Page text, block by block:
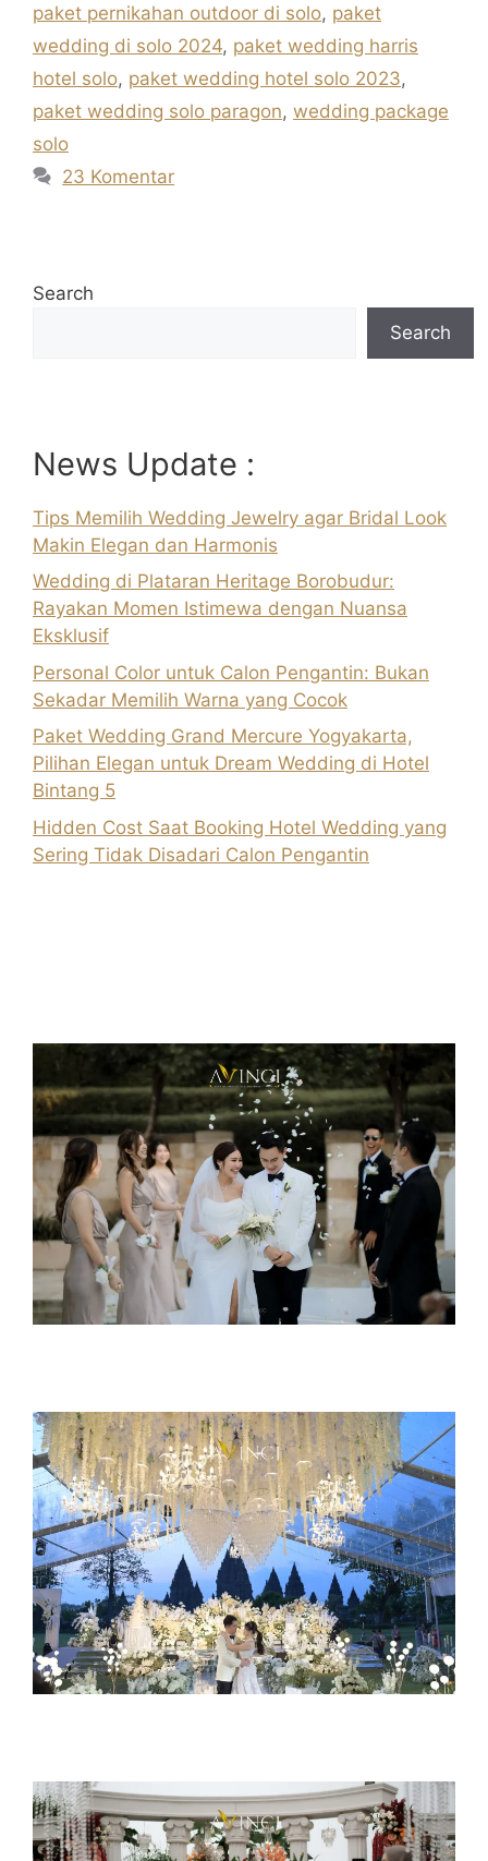
paket pernikahan outdoor di solo, paket
wedding di solo 2024, paket wedding harris
hotel solo, paket wedding hotel solo 2023,
paket wedding solo paragon, wedding package
solo
23 Komentar
Search
Search
News Update :
Tips Memilih Wedding Jewelry agar Bridal Look
Makin Elegan dan Harmonis
Wedding di Plataran Heritage Borobudur:
Rayakan Momen Istimewa dengan Nuansa
Eksklusif
Personal Color untuk Calon Pengantin: Bukan
Sekadar Memilih Warna yang Cocok
Paket Wedding Grand Mercure Yogyakarta,
Pilihan Elegan untuk Dream Wedding di Hotel
Bintang 5
Hidden Cost Saat Booking Hotel Wedding yang
Sering Tidak Disadari Calon Pengantin